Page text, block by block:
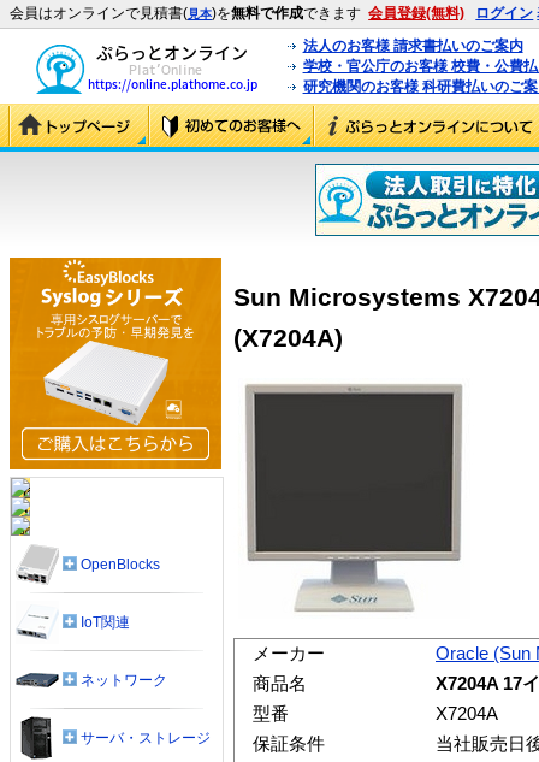
会員はオンラインで見積書(見本)を無料で作成できます 会員登録(無料) ログイン
法人のお客様 請求書払いのご案内
学校・官公庁のお客様 校費・公費
研究機関のお客様 科研費払いのご
Sun Microsystems
(X7204A)
メーカー
Oracle (Sun
商品名
X7204A 17
型番
X7204A
保証条件
当社販売日
OpenBlocks
IoT関連
ネットワーク
サーバ・ストレージ